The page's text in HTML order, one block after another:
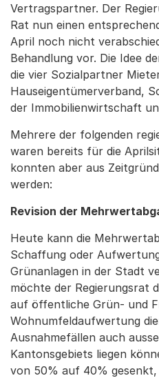
Vertragspartner. Der
Rat nun einen
April noch nicht
Behandlung vor. Die Idee
die vier Sozialpartner
Hauseigentümerverband,
der Immobilienwirtschaft
Mehrere der folgenden
waren bereits für die
konnten aber aus
werden:
Revision der
Heute kann die
Schaffung oder
Grünanlagen in der Stadt
möchte der Regierungsrat
auf öffentliche Grün- und
Wohnumfeldaufwertung
Ausnahmefällen auch
Kantonsgebiets liegen
von 50% auf 40%